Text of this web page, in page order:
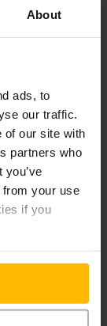
About
ads, to
our traffic.
of our site with
partners who
from your use
if you
? Assurez-
En
et la
de
de contribuer
peine
manutention
portefeuille,
vous
une
des